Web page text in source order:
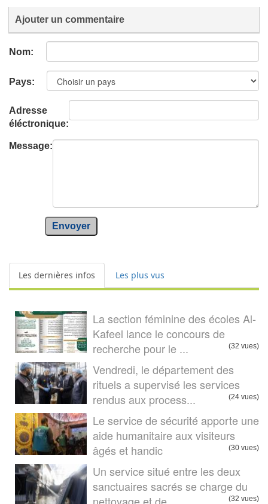
Ajouter un commentaire
Nom:
Pays:
Adresse
éléctronique:
Message:
Envoyer
Les dernières infos Les plus vus
La section féminine des écoles Al-
Kafeel lance le concours de
recherche pour le ...
(32 vues)
Vendredi, le département des
rituels a supervisé les services
rendus aux process...
(24 vues)
Le service de sécurité apporte une
aide humanitaire aux visiteurs
âgés et handic
(30 vues)
Un service situé entre les deux
sanctuaires sacrés se charge du
(32 vues)